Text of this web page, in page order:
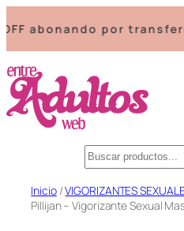
por
Buscar
SaltarInicio/VIGORIZANTES
Pillijan – Vigorizante Sexual